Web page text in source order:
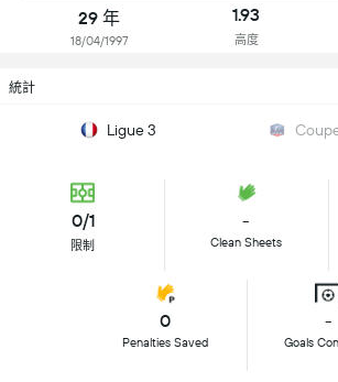
29 年
18/04/1997
1.93
高度
統計
Ligue 3
0/1
限制
-
Clean Sheets
0
Penalties Saved
-
Goals